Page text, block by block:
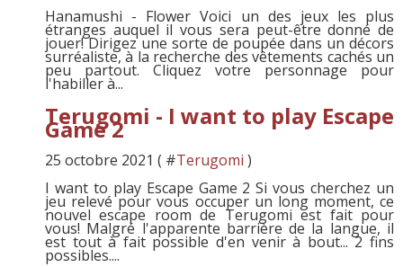
Hanamushi - Flower Voici un des jeux les plus
étranges auquel il vous sera peut-être donné de
jouer! Dirigez une sorte de poupée dans un décors
surréaliste, à la recherche des vêtements cachés un
peu partout. Cliquez votre personnage pour
l'habiller à...
Terugomi - I want to play Escape
Game 2
25 octobre 2021 ( #Terugomi )
I want to play Escape Game 2 Si vous cherchez un
jeu relevé pour vous occuper un long moment, ce
nouvel escape room de Terugomi est fait pour
vous! Malgré l'apparente barrière de la langue, il
est tout à fait possible d'en venir à bout... 2 fins
possibles....